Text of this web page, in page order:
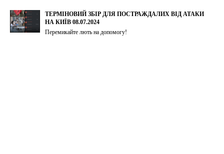
ТЕРМІНОВИЙ ЗБІР ДЛЯ ПОСТРАЖДАЛИХ ВІД АТАКИ
НА КИЇВ 08.07.2024
Перемикайте лють на допомогу!